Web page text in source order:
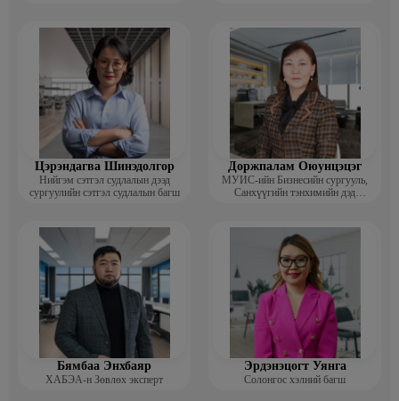
Цэрэндагва Шинэдолгор
Нийгэм сэтгэл судлалын дээд
сургуулийн сэтгэл судлалын багш
Доржпалам Оюунцэцэг
МУИС-ийн Бизнесийн сургууль,
Санхүүгийн тэнхимийн дэд
Бямбаа Энхбаяр
ХАБЭА-н Зөвлөх эксперт
Эрдэнэцогт Уянга
Солонгос хэлний багш